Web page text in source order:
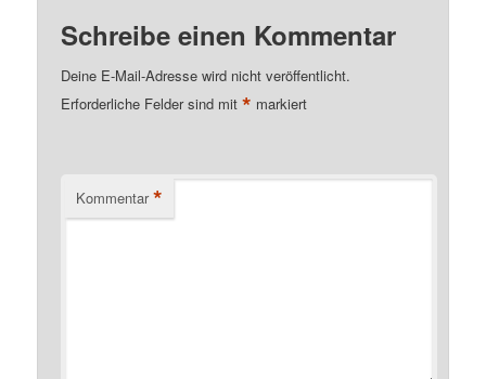
Schreibe einen Kommentar
Deine E-Mail-Adresse wird nicht veröffentlicht.
Erforderliche Felder sind mit* markiert
Kommentar *